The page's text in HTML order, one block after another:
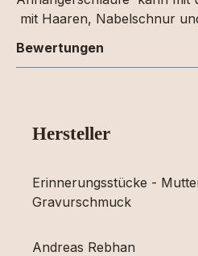
mit Haaren, Nabelschnur
Bewertungen
Hersteller
Erinnerungsstücke -
Gravurschmuck
Andreas Rebhan